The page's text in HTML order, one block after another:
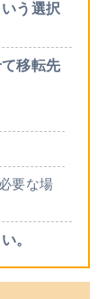
う選択
移転先
要な場
。